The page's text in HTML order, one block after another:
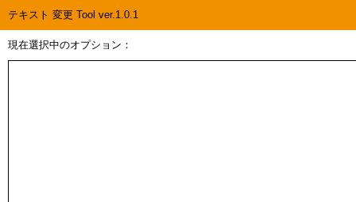
テキスト 変更 Tool ver.1.0.1
現在選択中のオプション：